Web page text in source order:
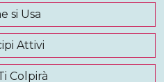
si Usa
Attivi
Colpirà